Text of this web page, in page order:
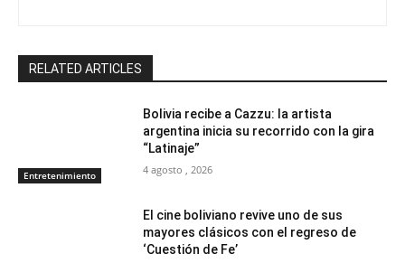
RELATED ARTICLES
Entretenimiento
Bolivia recibe a Cazzu: la artista
argentina inicia su recorrido con la gira
“Latinaje”
4 agosto , 2026
El cine boliviano revive uno de sus
mayores clásicos con el regreso de
‘Cuestión de Fe’